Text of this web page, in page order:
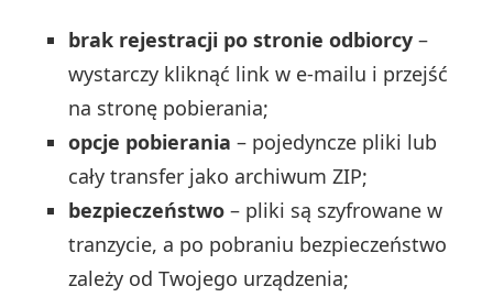
brak rejestracji po stronie odbiorcy –
wystarczy kliknąć link w e-mailu i przejść
na stronę pobierania;
opcje pobierania – pojedyncze pliki lub
cały transfer jako archiwum ZIP;
bezpieczeństwo – pliki są szyfrowane w
tranzycie, a po pobraniu bezpieczeństwo
zależy od Twojego urządzenia;